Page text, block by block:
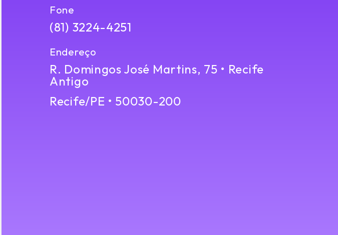
Fone
(81) 3224-4251
Endereço
R. Domingos José Martins, 75 • Recife
Antigo
Recife/PE • 50030-200